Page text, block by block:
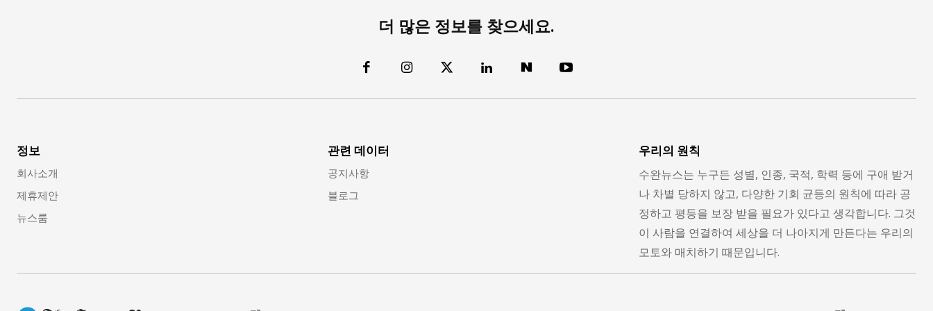
더 많은 정보를 찾으세요.
정보
회사소개
제휴제안
뉴스룸
관련 데이터
공지사항
블로그
우리의 원칙
수완뉴스는 누구든 성별, 인종, 국적, 학력 등에 구애 받거
나 차별 당하지 않고, 다양한 기회 균등의 원칙에 따라 공
정하고 평등을 보장 받을 필요가 있다고 생각합니다. 그것
이 사람을 연결하여 세상을 더 나아지게 만든다는 우리의
모토와 매치하기 때문입니다.